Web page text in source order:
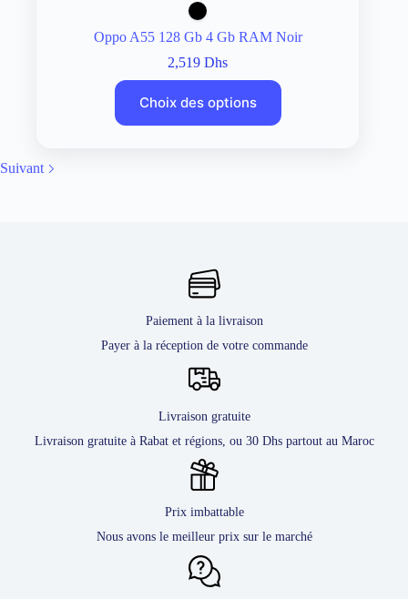
Oppo A55 128 Gb 4 Gb RAM Noir
2,519Dhs
Choix des options
Suivant
Paiement à la livraison
Payer à la réception de votre commande
Livraison gratuite
Livraison gratuite à Rabat et régions, ou 30 Dhs partout au Maroc
Prix imbattable
Nous avons le meilleur prix sur le marché